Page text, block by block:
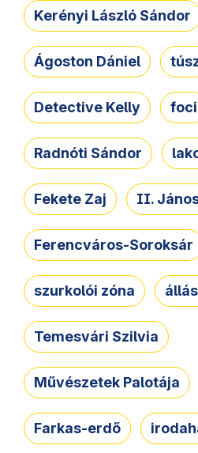
Kerényi László Sándor
Ágoston Dániel
Detective Kelly foci
Radnóti Sándor
Fekete Zaj II.
Ferencváros-Soroksár
szurkolói zóna
Temesvári Szilvia
Művészetek Palotája
Farkas-erdő